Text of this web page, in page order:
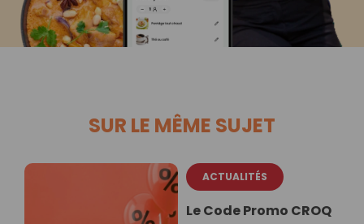
SUR LE MÊME SUJET
ACTUALITÉS
Le Code Promo CROQ